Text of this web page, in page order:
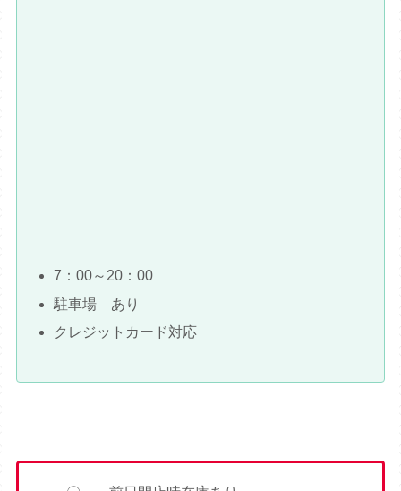
7：00～20：00
駐車場 あり
クレジットカード対応